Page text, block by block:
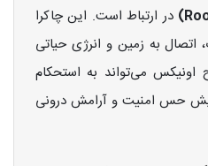
در ارتباط است. این چاکرا
به زمین و انرژی حیاتی
اونیکس می‌تواند به استحکام
حس امنیت و آرامش درونی